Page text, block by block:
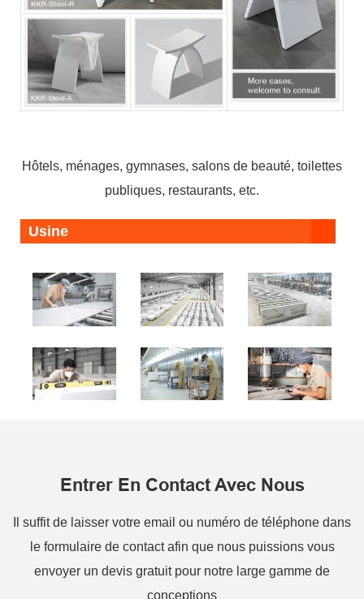
Hôtels, ménages, gymnases, salons de beauté, toilettes
publiques, restaurants, etc.
Usine
Entrer En Contact Avec Nous
Il suffit de laisser votre email ou numéro de téléphone dans
le formulaire de contact afin que nous puissions vous
envoyer un devis gratuit pour notre large gamme de
conceptions